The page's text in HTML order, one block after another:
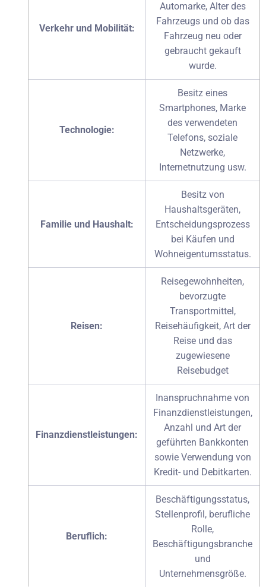
Verkehr und Mobilität:
Automarke, Alter des
Fahrzeugs und ob das
Fahrzeug neu oder
gebraucht gekauft
wurde.
Technologie:
Besitz eines
Smartphones, Marke
des verwendeten
Telefons, soziale
Netzwerke,
Internetnutzung usw.
Familie und Haushalt:
Besitz von
Haushaltsgeräten,
Entscheidungsprozess
bei Käufen und
Wohneigentumsstatus.
Reisen:
Reisegewohnheiten,
bevorzugte
Transportmittel,
Reisehäufigkeit, Art der
Reise und das
zugewiesene
Reisebudget
Finanzdienstleistungen:
Inanspruchnahme von
Finanzdienstleistungen,
Anzahl und Art der
geführten Bankkonten
sowie Verwendung von
Kredit- und Debitkarten.
Beruflich:
Beschäftigungsstatus,
Stellenprofil, berufliche
Rolle,
Beschäftigungsbranche
und
Unternehmensgröße.